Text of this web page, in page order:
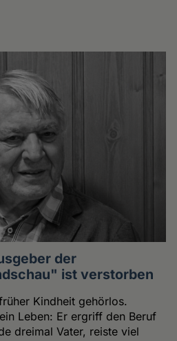
der
ist verstorben
Kindheit gehörlos.
Leben: Er ergriff den Beruf
dreimal Vater, reiste viel